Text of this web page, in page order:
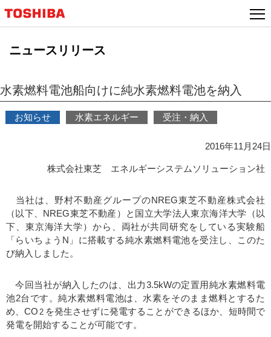
ジ
プ
ニュースリリース
水素燃料電池船向けに純水素燃料電池を納入
お知らせ 水素エネルギー 受注・納入
2016年11月24日
株式会社東芝 エネルギーシステムソリューション社
当社は、野村不動産グループのNREG東芝不動産株式会社
（以下、NREG東芝不動産）と国立大学法人東京海洋大学（以
下、東京海洋大学）から、両社が共同研究をしている実験船
「らいちょうN」に搭載する純水素燃料電池を受注し、このた
び納入しました。
今回当社が納入したのは、出力3.5kWの定置用純水素燃料電
池2台です。純水素燃料電池は、水素をそのまま燃料とするた
め、CO 2 を発生させずに発電することができるほか、短時間で
発電を開始することが可能です。